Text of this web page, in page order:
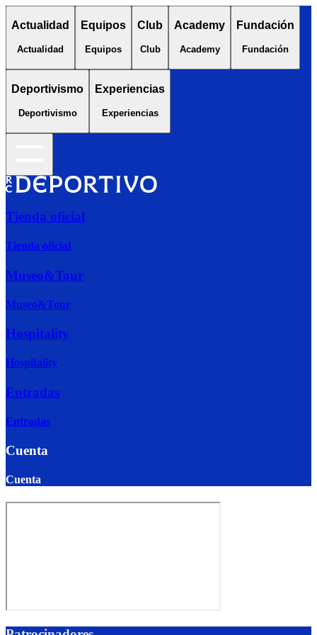
Actualidad
Actualidad
Equipos
Equipos
Club
Club
Academy
Academy
Fundación
Fundación
Deportivismo
Deportivismo
Experiencias
Experiencias
Tienda oficial
Tienda oficial
Museo&Tour
Museo&Tour
Hospitality
Hospitality
Entradas
Entradas
Cuenta
Cuenta